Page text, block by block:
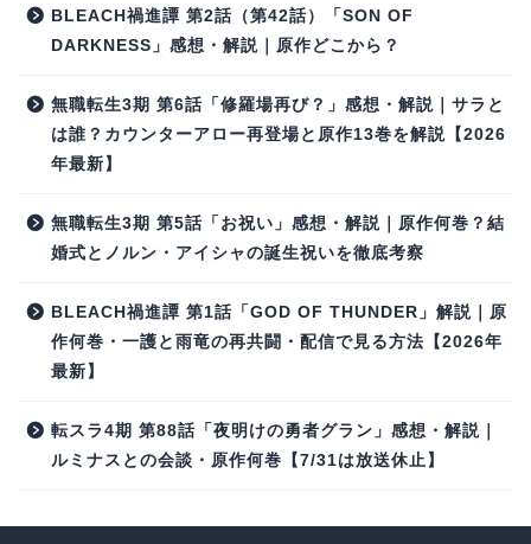
BLEACH禍進譚 第2話（第42話）「SON OF
DARKNESS」感想・解説｜原作どこから？
無職転生3期 第6話「修羅場再び？」感想・解説｜サラと
は誰？カウンターアロー再登場と原作13巻を解説【2026
年最新】
無職転生3期 第5話「お祝い」感想・解説｜原作何巻？結
婚式とノルン・アイシャの誕生祝いを徹底考察
BLEACH禍進譚 第1話「GOD OF THUNDER」解説｜原
作何巻・一護と雨竜の再共闘・配信で見る方法【2026年
最新】
転スラ4期 第88話「夜明けの勇者グラン」感想・解説｜
ルミナスとの会談・原作何巻【7/31は放送休止】